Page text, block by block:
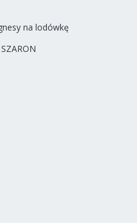
na lodówkę